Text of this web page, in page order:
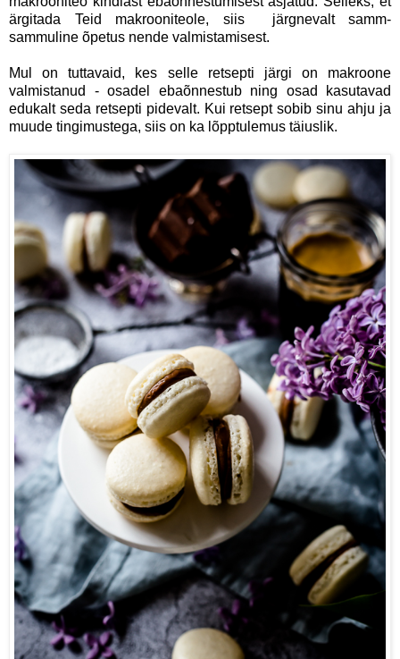
ärgitada Teid makrooniteole, siis järgnevalt samm-
sammuline õpetus nende valmistamisest.
Mul on tuttavaid, kes selle retsepti järgi on makroone
valmistanud - osadel ebaõnnestub ning osad kasutavad
edukalt seda retsepti pidevalt. Kui retsept sobib sinu ahju ja
muude tingimustega, siis on ka lõpptulemus täiuslik.